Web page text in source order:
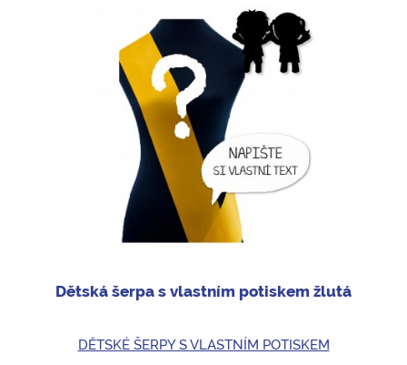
Dětská šerpa s vlastním potiskem žlutá
DĚTSKÉ ŠERPY S VLASTNÍM POTISKEM